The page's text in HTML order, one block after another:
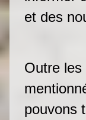
et des
Outre
pouvons